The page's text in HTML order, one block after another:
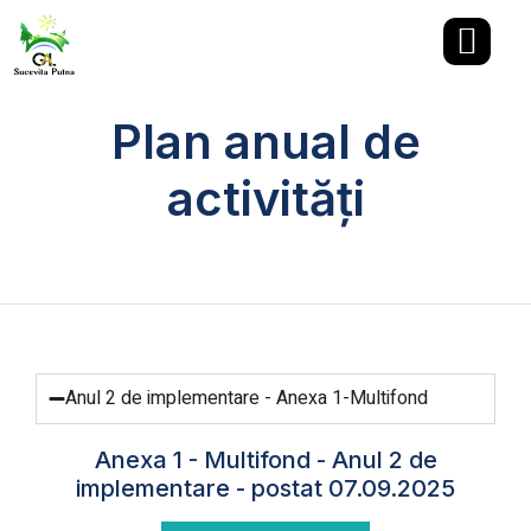
Plan anual de
activități
Anul 2 de implementare - Anexa 1-Multifond
Anexa 1 - Multifond - Anul 2 de
implementare - postat 07.09.2025